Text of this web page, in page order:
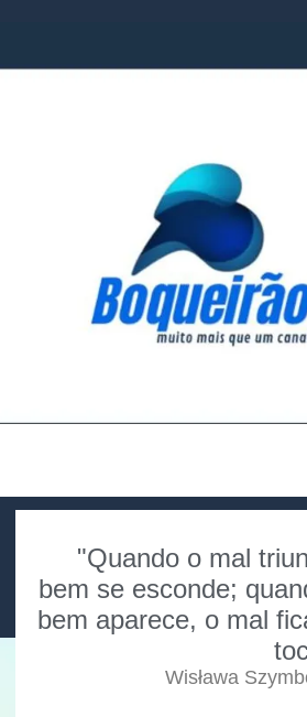
"Quando o mal
bem se esconde;
bem aparece, o mal
Wisława